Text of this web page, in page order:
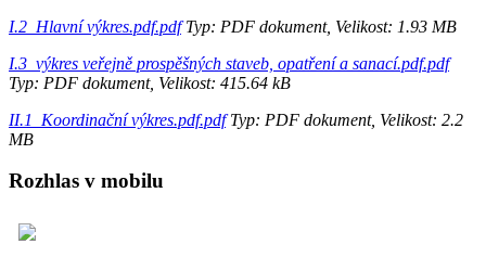
I.2_Hlavní výkres.pdf.pdfTyp: PDF dokument, Velikost: 1.93 MB
I.3_výkres veřejně prospěšných staveb, opatření a sanací.pdf.pdf
Typ: PDF dokument, Velikost: 415.64 kB
II.1_Koordinační výkres.pdf.pdfTyp: PDF dokument, Velikost: 2.2
MB
Rozhlas v mobilu